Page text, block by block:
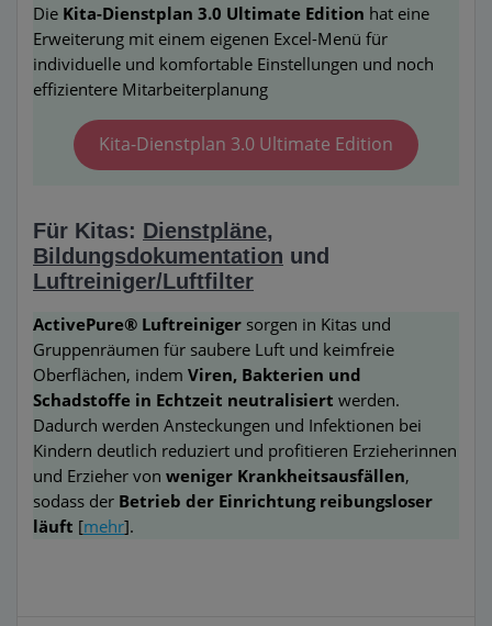
Die Kita-Dienstplan 3.0 Ultimate Edition hat eine
Erweiterung mit einem eigenen Excel-Menü für
individuelle und komfortable Einstellungen und noch
effizientere Mitarbeiterplanung
Kita-Dienstplan 3.0 Ultimate Edition
Für Kitas: Dienstpläne,
Bildungsdokumentation und
Luftreiniger/Luftfilter
ActivePure® Luftreiniger sorgen in Kitas und
Gruppenräumen für saubere Luft und keimfreie
Oberflächen, indem Viren, Bakterien und
Schadstoffe in Echtzeit neutralisiert werden.
Dadurch werden Ansteckungen und Infektionen bei
Kindern deutlich reduziert und profitieren Erzieherinnen
und Erzieher von weniger Krankheitsausfällen,
sodass der Betrieb der Einrichtung reibungsloser
läuft [mehr].